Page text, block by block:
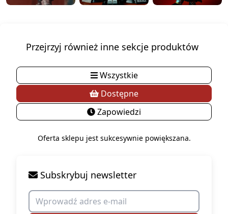
Przejrzyj również inne sekcje produktów
Wszystkie
Dostępne
Zapowiedzi
Oferta sklepu jest sukcesywnie powiększana.
Subskrybuj newsletter